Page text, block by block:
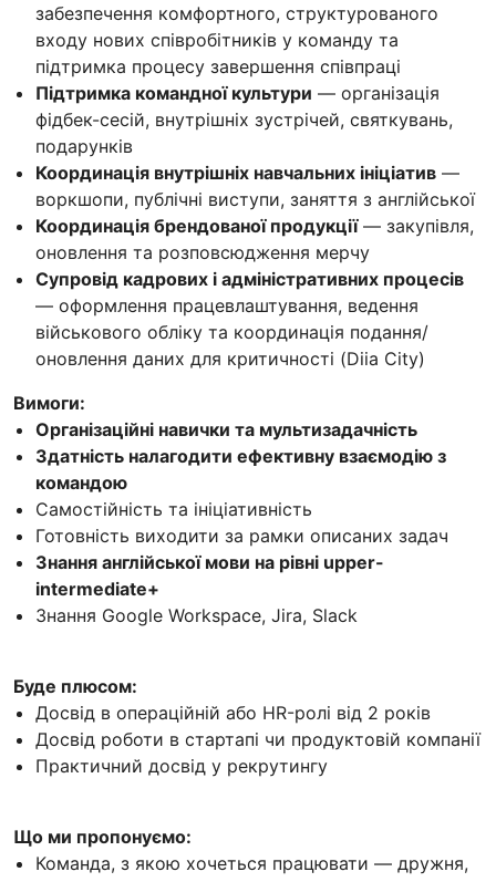
забезпечення комфортного, структурованого
входу нових співробітників у команду та
підтримка процесу завершення співпраці
Підтримка командної культури — організація
фідбек-сесій, внутрішніх зустрічей, святкувань,
подарунків
Координація внутрішніх навчальних ініціатив —
воркшопи, публічні виступи, заняття з англійської
Координація брендованої продукції— закупівля,
оновлення та розповсюдження мерчу
Супровід кадрових і адміністративних процесів
— оформлення працевлаштування, ведення
військового обліку та координація подання/
оновлення даних для критичності (Diia City)
Вимоги:
Організаційні навички та мультизадачність
Здатність налагодити ефективну взаємодію з
командою
Самостійність та ініціативність
Готовність виходити за рамки описаних задач
Знання англійської мови на рівні upper-
intermediate+
Знання Google Workspace, Jira, Slack
Буде плюсом:
Досвід в операційній або HR-ролі від 2 років
Досвід роботи в стартапі чи продуктовій компанії
Практичний досвід у рекрутингу
Що ми пропонуємо:
Команда, з якою хочеться працювати — дружня,